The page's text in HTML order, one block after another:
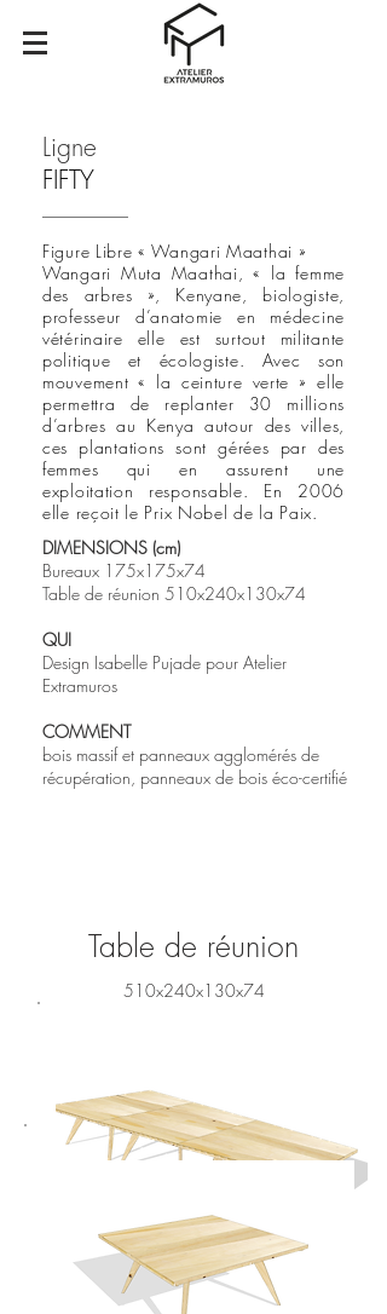
Ligne
FIFTY
Figure Libre « Wangari Maathai »
Wangari Muta Maathai, « la femme
des arbres », Kenyane, biologiste,
professeur d’anatomie en médecine
vétérinaire elle est surtout militante
politique et écologiste. Avec son
mouvement « la ceinture verte » elle
permettra de replanter 30 millions
d’arbres au Kenya autour des villes,
ces plantations sont gérées par des
femmes qui en assurent une
exploitation responsable. En 2006
elle reçoit le Prix Nobel de la Paix.
DIMENSIONS (cm)
Bureaux 175x175x74
Table de réunion 510x240x130x74
QUI
Design Isabelle Pujade pour Atelier
Extramuros
COMMENT
bois massif et panneaux agglomérés de
récupération, panneaux de bois éco-certifié
Table de réunion
510x240x130x74